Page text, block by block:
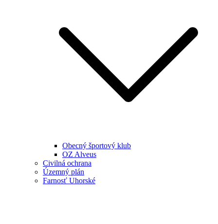
Obecný športový klub
OZ Alveus
Civilná ochrana
Územný plán
Farnosť Uhorské